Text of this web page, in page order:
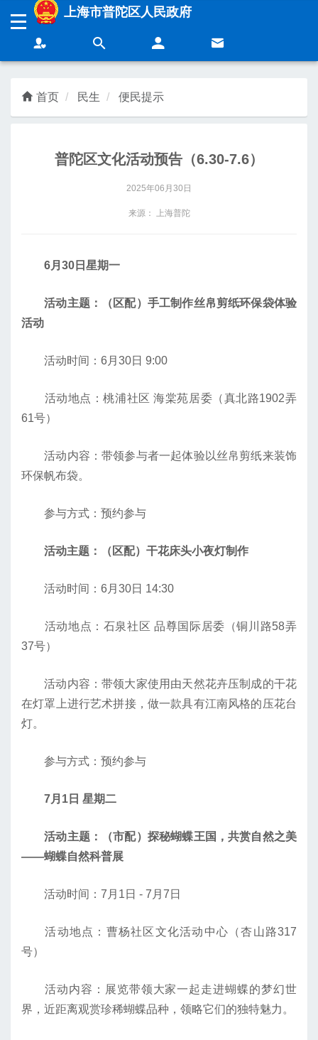
无障碍操作说明 跳转到网站导航区 跳转到主要内容区域
上海城市精神：
上海市普陀区人民政府
首页 民生 便民提示
普陀区文化活动预告（6.30-7.6）
2025年06月30日
来源： 上海普陀
6月30日星期一
活动主题：（区配）手工制作丝帛剪纸环保袋体验
活动
活动时间：6月30日 9:00
活动地点：桃浦社区 海棠苑居委（真北路1902弄
61号）
活动内容：带领参与者一起体验以丝帛剪纸来装饰
环保帆布袋。
参与方式：预约参与
活动主题：（区配）干花床头小夜灯制作
活动时间：6月30日 14:30
活动地点：石泉社区 品尊国际居委（铜川路58弄
37号）
活动内容：带领大家使用由天然花卉压制成的干花
在灯罩上进行艺术拼接，做一款具有江南风格的压花台
灯。
参与方式：预约参与
7月1日 星期二
活动主题：（市配）探秘蝴蝶王国，共赏自然之美
——蝴蝶自然科普展
活动时间：7月1日 - 7月7日
活动地点：曹杨社区文化活动中心（杏山路317
号）
活动内容：展览带领大家一起走进蝴蝶的梦幻世
界，近距离观赏珍稀蝴蝶品种，领略它们的独特魅力。